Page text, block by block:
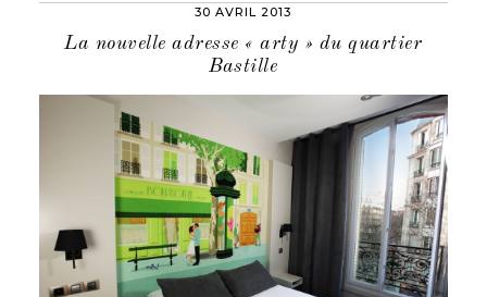
30 AVRIL 2013
La nouvelle adresse « arty » du quartier
Bastille